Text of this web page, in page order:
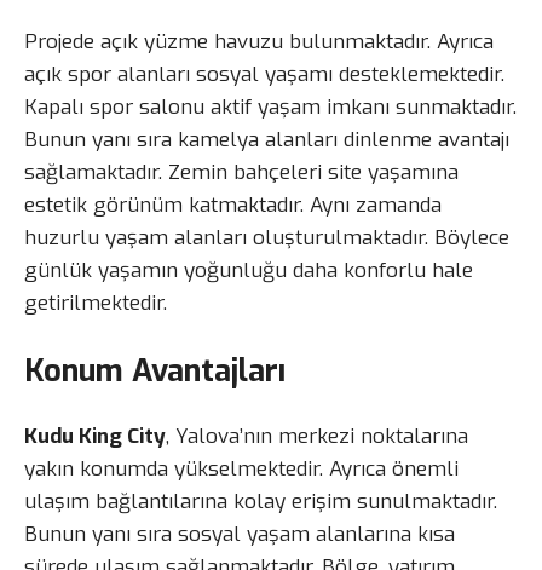
Projede açık yüzme havuzu bulunmaktadır. Ayrıca
açık spor alanları sosyal yaşamı desteklemektedir.
Kapalı spor salonu aktif yaşam imkanı sunmaktadır.
Bunun yanı sıra kamelya alanları dinlenme avantajı
sağlamaktadır. Zemin bahçeleri site yaşamına
estetik görünüm katmaktadır. Aynı zamanda
huzurlu yaşam alanları oluşturulmaktadır. Böylece
günlük yaşamın yoğunluğu daha konforlu hale
getirilmektedir.
Konum Avantajları
Kudu King City, Yalova’nın merkezi noktalarına
yakın konumda yükselmektedir. Ayrıca önemli
ulaşım bağlantılarına kolay erişim sunulmaktadır.
Bunun yanı sıra sosyal yaşam alanlarına kısa